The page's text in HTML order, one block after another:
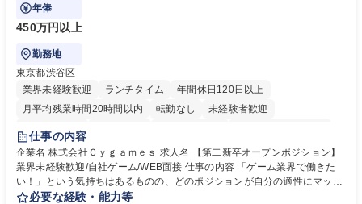
年俸
450万円以上
勤務地
東京都渋谷区
業界未経験歓迎
ランチタイム
年間休日120日以上
月平均残業時間20時間以内
転勤なし
未経験者歓迎
住宅手当あり
交通費支給
土日祝休み 服装自由 昼食補助あり
第二新卒歓迎
食事補助あり
仕事の内容
企業名 株式会社Ｃｙｇａｍｅｓ 求人名 【第二新卒オープンポジション】
業界未経験歓迎/自社ゲーム/WEB面接 仕事の内容 「ゲーム業界で働きた
い！」という気持ちはあるものの、どのポジションが自分の適性にマッチ
しているか悩んでいる方が対象となります！ 総合職（プランナー/データ
必要な経験・能力等